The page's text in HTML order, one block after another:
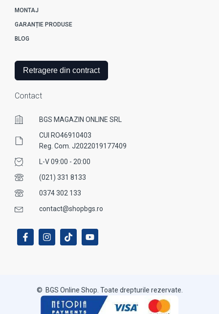
MONTAJ
GARANȚIE PRODUSE
BLOG
Retragere din contract
Contact
BGS MAGAZIN ONLINE SRL
CUI RO46910403
Reg. Com. J2022019177409
L-V 09:00 - 20:00
(021) 331 8133
0374 302 133
contact@shopbgs.ro
© BGS Online Shop. Toate drepturile rezervate.